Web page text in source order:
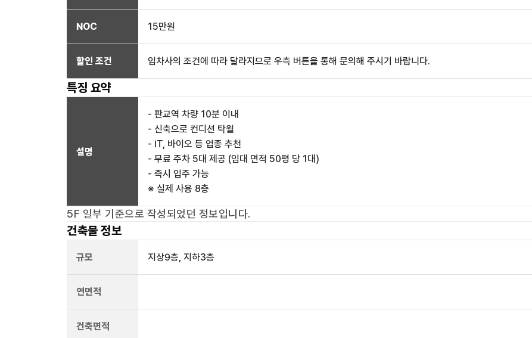
NOC 15만원
할인 조건 임차사의 조건에 따라 달라지므로 우측 버튼을 통해 문의해 주시기 바랍니다.
특징 요약
설명
- 판교역 차량 10분 이내
- 신축으로 컨디션 탁월
- IT, 바이오 등 업종 추천
- 무료 주차 5대 제공 (임대 면적 50평 당 1대)
- 즉시 입주 가능
※ 실제 사용 8층
5F 일부 기준으로 작성되었던 정보입니다.
건축물 정보
규모 지상9층, 지하3층
연면적
건축면적